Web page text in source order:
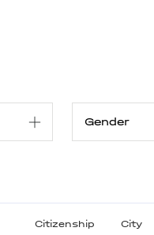
Citizenship City